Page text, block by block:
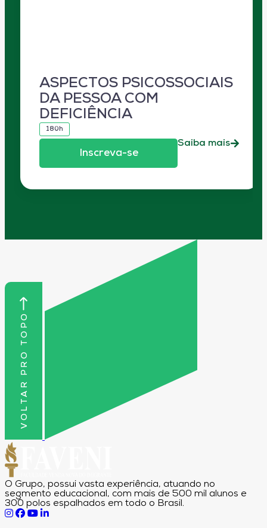
ASPECTOS PSICOSSOCIAIS
DA PESSOA COM
DEFICIÊNCIA
180h
Inscreva-se
Saiba mais
VOLTAR PRO TOPO
O Grupo, possui vasta experiência, atuando no
segmento educacional, com mais de 500 mil alunos e
300 polos espalhados em todo o Brasil.